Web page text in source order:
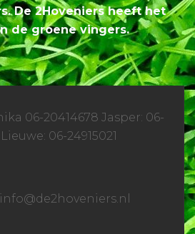
De 2Hoveniers heeft het
de groene vingers.
06-20414678 Jasper: 06-
Lieuwe: 06-24915021
info@de2hoveniers.nl